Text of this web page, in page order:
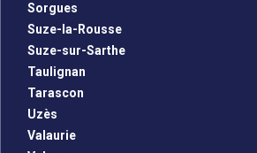
Sorgues
Suze-la-Rousse
Suze-sur-Sarthe
Taulignan
Tarascon
Uzès
Valaurie